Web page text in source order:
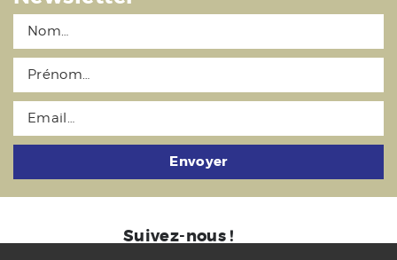
Envoyer
Suivez-nous !